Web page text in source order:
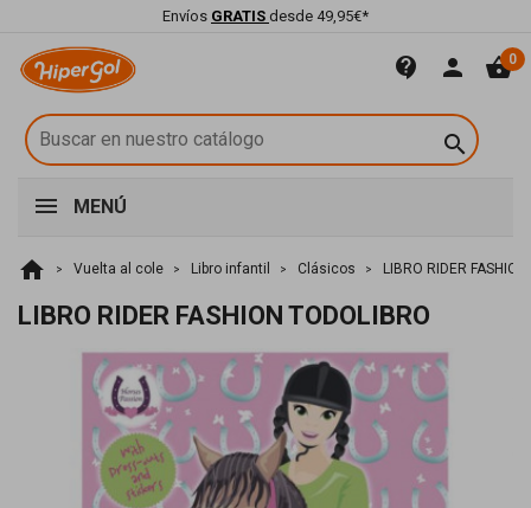
Envíos GRATIS desde 49,95€*
contact_support person shopping_basket0

MENÚ
home Vuelta al cole Libro infantil Clásicos LIBRO RIDER
LIBRO RIDER FASHION TODOLIBRO